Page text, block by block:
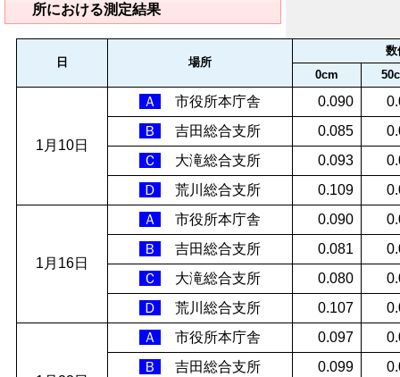
所における測定結果
日 場所
数
0cm
1月10日
Ａ 市役所本庁舎 0.090
Ｂ
吉田総合支所 0.085
Ｃ
大滝総合支所 0.093
Ｄ
荒川総合支所 0.109
1月16日
Ａ 市役所本庁舎 0.090
Ｂ
吉田総合支所 0.081
Ｃ
大滝総合支所 0.080
Ｄ
荒川総合支所 0.107
Ａ 市役所本庁舎 0.097
Ｂ
吉田総合支所 0.099